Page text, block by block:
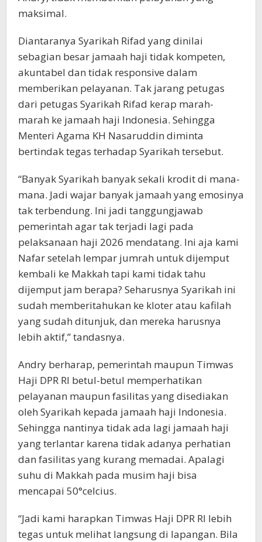
maksimal.
Diantaranya Syarikah Rifad yang dinilai
sebagian besar jamaah haji tidak kompeten,
akuntabel dan tidak responsive dalam
memberikan pelayanan. Tak jarang petugas
dari petugas Syarikah Rifad kerap marah-
marah ke jamaah haji Indonesia. Sehingga
Menteri Agama KH Nasaruddin diminta
bertindak tegas terhadap Syarikah tersebut.
“Banyak Syarikah banyak sekali krodit di mana-
mana. Jadi wajar banyak jamaah yang emosinya
tak terbendung. Ini jadi tanggungjawab
pemerintah agar tak terjadi lagi pada
pelaksanaan haji 2026 mendatang. Ini aja kami
Nafar setelah lempar jumrah untuk dijemput
kembali ke Makkah tapi kami tidak tahu
dijemput jam berapa? Seharusnya Syarikah ini
sudah memberitahukan ke kloter atau kafilah
yang sudah ditunjuk, dan mereka harusnya
lebih aktif,” tandasnya.
Andry berharap, pemerintah maupun Timwas
Haji DPR RI betul-betul memperhatikan
pelayanan maupun fasilitas yang disediakan
oleh Syarikah kepada jamaah haji Indonesia.
Sehingga nantinya tidak ada lagi jamaah haji
yang terlantar karena tidak adanya perhatian
dan fasilitas yang kurang memadai. Apalagi
suhu di Makkah pada musim haji bisa
mencapai 50°celcius.
“Jadi kami harapkan Timwas Haji DPR RI lebih
tegas untuk melihat langsung di lapangan. Bila